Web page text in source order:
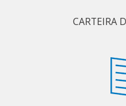
CARTEIRA